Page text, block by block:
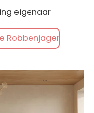
eigenaar
Robbenjager